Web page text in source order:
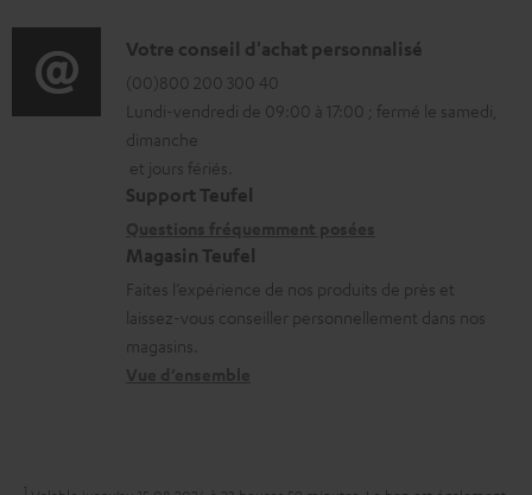
t
i
o
n
s
e
a
o
r
m
a
t
o
n
s
D
é
t
a
i
s
c
o
Votre conseil d'achat personnalisé
(00)800 200 300 40
Lundi-vendredi de 09:00 à 17:00 ; fermé le samedi,
dimanche
et jours fériés.
Support Teufel
Magasin Teufel
Faites l’expérience de nos produits de près et
laissez-vous conseiller personnellement dans nos
magasins.
1